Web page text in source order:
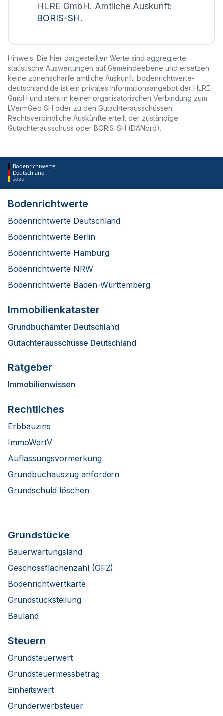
HLRE GmbH. Amtliche Auskunft:
BORIS-SH.
Hinweis: Die hier dargestellten Werte sind aggregierte
statistische Auswertungen auf Gemeindeebene und ersetzen
keine zonenscharfe amtliche Auskunft. bodenrichtwerte-
deutschland.de ist ein privates Informationsangebot der HLRE
GmbH und steht in keiner organisatorischen Verbindung zum
LVermGeo SH oder zu den Gutachterausschüssen.
Rechtsverbindliche Auskünfte erteilt der zuständige
Gutachterausschuss oder BORIS-SH (DANord).
Bodenrichtwerte
Deutschland
2026
Bodenrichtwerte
Bodenrichtwerte Deutschland
Bodenrichtwerte Berlin
Bodenrichtwerte Hamburg
Bodenrichtwerte NRW
Bodenrichtwerte Baden-Württemberg
Immobilienkataster
Grundbuchämter Deutschland
Gutachterausschüsse Deutschland
Ratgeber
Immobilienwissen
Rechtliches
Erbbauzins
ImmoWertV
Auflassungsvormerkung
Grundbuchauszug anfordern
Grundschuld löschen
Grundstücke
Bauerwartungsland
Geschossflächenzahl (GFZ)
Bodenrichtwertkarte
Grundstücksteilung
Bauland
Steuern
Grundsteuerwert
Grundsteuermessbetrag
Einheitswert
Grunderwerbsteuer